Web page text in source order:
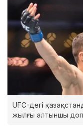
UFC-дегі
жылғы алтыншы